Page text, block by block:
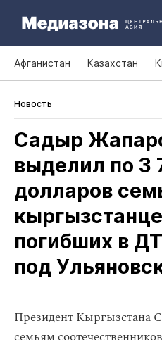
Афганистан Казахстан
Новость
Садыр
выделил по 3
долларов
погибших в
под
Президент Кыргызстана